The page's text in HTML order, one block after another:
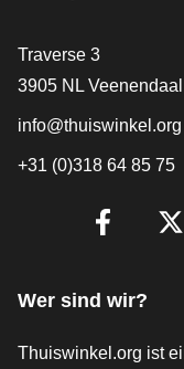
[_General:Contact]
Traverse 3
3905 NL Veenendaal
info@thuiswinkel.org
+31 (0)318 64 85 75
Wer sind wir?
Thuiswinkel.org ist